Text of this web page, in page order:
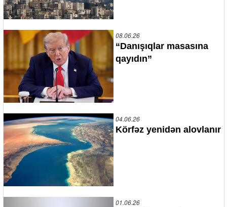
08.06.26
“Danışıqlar masasına
qayıdın”
04.06.26
Körfəz yenidən alovlanır
01.06.26